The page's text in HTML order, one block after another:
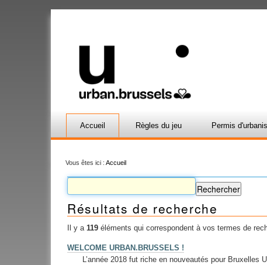
Accueil Règles du jeu Permis
Vous êtes ici : Accueil
Résultats de recherche
Il y a 119 éléments qui correspondent à vos termes de
WELCOME URBAN.BRUSSELS !
L’année 2018 fut riche en nouveautés pour